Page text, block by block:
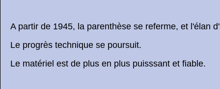
A partir de 1945, la parenthèse se referme, et l'élan
Le progrès technique se poursuit.
Le matériel est de plus en plus puisssant et fiable.